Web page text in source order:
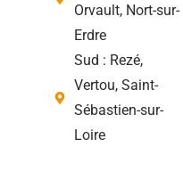
Orvault, Nort-sur-
Erdre
Sud : Rezé,
Vertou, Saint-
Sébastien-sur-
Loire